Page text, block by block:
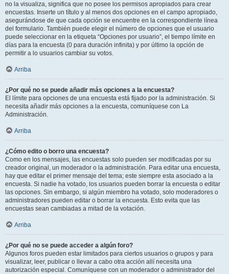
no la visualiza, significa que no posee los permisos apropiados para crear
encuestas. Inserte un título y al menos dos opciones en el campo apropiado,
asegurándose de que cada opción se encuentre en la correspondiente línea
del formulario. También puede elegir el número de opciones que el usuario
puede seleccionar en la etiqueta “Opciones por usuario”, el tiempo límite en
días para la encuesta (0 para duración infinita) y por último la opción de
permitir a lo usuarios cambiar su votos.
Arriba
¿Por qué no se puede añadir más opciones a la encuesta?
El límite para opciones de una encuesta está fijado por la administración. Si
necesita añadir más opciones a la encuesta, comuníquese con La
Administración.
Arriba
¿Cómo edito o borro una encuesta?
Como en los mensajes, las encuestas solo pueden ser modificadas por su
creador original, un moderador o la administración. Para editar una encuesta,
hay que editar el primer mensaje del tema; este siempre esta asociado a la
encuesta. Si nadie ha votado, los usuarios pueden borrar la encuesta o editar
las opciones. Sin embargo, si algún miembro ha votado, solo moderadores o
administradores pueden editar o borrar la encuesta. Esto evita que las
encuestas sean cambiadas a mitad de la votación.
Arriba
¿Por qué no se puede acceder a algún foro?
Algunos foros pueden estar limitados para ciertos usuarios o grupos y para
visualizar, leer, publicar o llevar a cabo otra acción allí necesita una
autorización especial. Comuníquese con un moderador o administrador del